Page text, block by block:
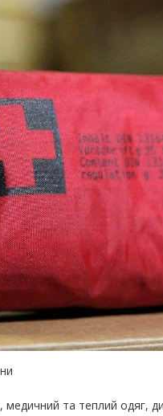
медичний та теплий одяг,